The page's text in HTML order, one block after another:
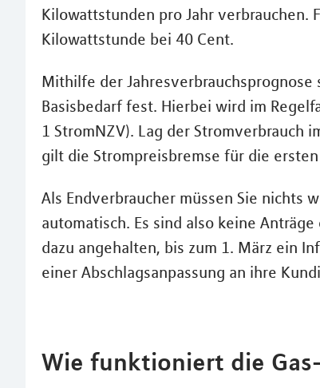
Kilowattstunden pro Jahr verbrauchen.
Kilowattstunde bei 40 Cent.
Mithilfe der
Basisbedarf fest. Hierbei wird im
1 StromNZV). Lag der Stromverbrauch
gilt die Strompreisbremse für die
Als Endverbraucher müssen Sie nichts
automatisch. Es sind also keine
dazu angehalten, bis zum 1. März ein
einer Abschlagsanpassung an ihre
Wie funktioniert die